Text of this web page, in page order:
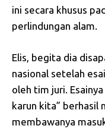
ini secara khusus
perlindungan alam.
Elis, begita dia
nasional setelah
oleh tim juri.
karun kita” berhasil
membawanya